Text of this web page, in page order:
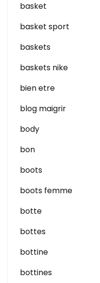
basket
basket sport
baskets
baskets nike
bien etre
blog maigrir
body
bon
boots
boots femme
botte
bottes
bottine
bottines